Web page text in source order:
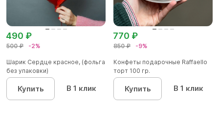
500 ₽ -2%
490 ₽
Шарик Сердце красное, (фольга
без упаковки)
Купить В 1 клик
850 ₽ -9%
770 ₽
Конфеты подарочные Raffaello
торт 100 гр.
Купить В 1 клик